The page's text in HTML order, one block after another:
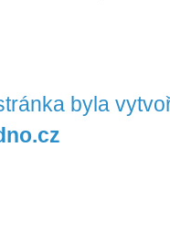
byla